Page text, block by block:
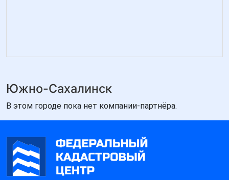
Южно-Сахалинск
В этом городе пока нет компании-партнёра.